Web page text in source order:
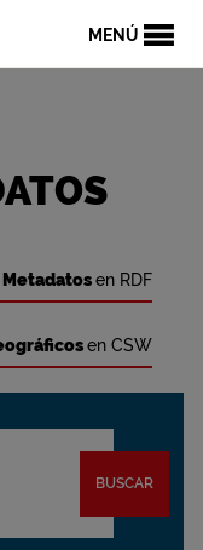
MENÚ
Metadatosen RDF
en CSW
BUSCAR